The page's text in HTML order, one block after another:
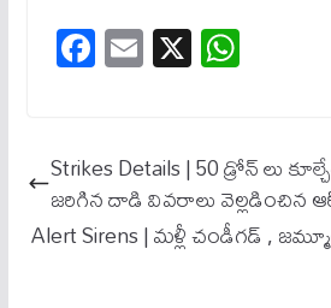
Fa
ce
ok
E
m
X W
ha
A
pp
Strikes Details | 50 డ్రోన్ లు
జ‌రిగిన దాడి వివ‌రాలు వెల్ల‌డించిన
Alert Sirens | మ‌ళ్లీ చండీగ‌డ్ ,